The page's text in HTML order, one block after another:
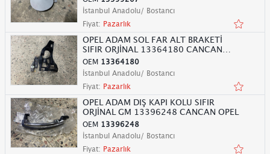
İstanbul Anadolu/ Bostancı
Fiyat: Pazarlık
OPEL ADAM SOL FAR ALT BRAKETİ
SIFIR ORJİNAL 13364180 CANCAN
OPEL
OEM 13364180
İstanbul Anadolu/ Bostancı
Fiyat: Pazarlık
OPEL ADAM DIŞ KAPI KOLU SIFIR
ORJİNAL GM 13396248 CANCAN OPEL
OEM 13396248
İstanbul Anadolu/ Bostancı
Fiyat: Pazarlık